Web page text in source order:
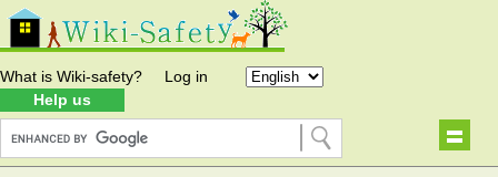
What is Wiki-safety?
Help us
Log in